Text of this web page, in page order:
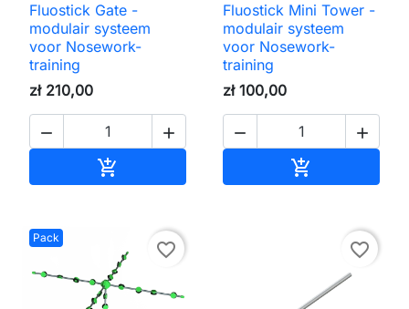
Fluostick Gate -
modulair systeem
voor Nosework-
training
zł 210,00
 
 Toevoegen aan winkelwagen
Fluostick Mini Tower -
modulair systeem
voor Nosework-
training
zł 100,00
 

Pack
favorite_border favorite_border